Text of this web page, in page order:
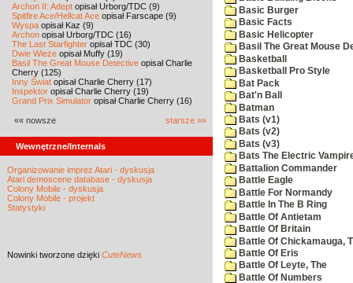
Archon II: Adept opisał Urborg/TDC (9)
Spitfire Ace/Hellcat Ace opisał Farscape (9)
Wyspa opisał Kaz (9)
Archon opisał Urborg/TDC (16)
The Last Starfighter opisał TDC (30)
Dwie Wieże opisał Muffy (19)
Basil The Great Mouse Detective opisał Charlie
Cherry (125)
Inny Świat opisał Charlie Cherry (17)
Inspektor opisał Charlie Cherry (19)
Grand Prix Simulator opisał Charlie Cherry (16)
«« nowsze starsze »»
Wewnętrzne/Internals
Organizowanie imprez Atari - dyskusja
Atari demoscene database - dyskusja
Colony Mobile - dyskusja
Colony Mobile - projekt
Statystyki
Nowinki tworzone dzięki CuteNews
Basic Burger
Basic Facts
Basic Helicopter
Basil The Great Mouse
Basketball
Basketball Pro Style
Bat Pack
Bat'n Ball
Batman
Bats (v1)
Bats (v2)
Bats (v3)
Bats The Electric
Battalion Commander
Battle Eagle
Battle For Normandy
Battle In The B Ring
Battle Of Antietam
Battle Of Britain
Battle Of Chickamauga,
Battle Of Eris
Battle Of Leyte, The
Battle Of Numbers